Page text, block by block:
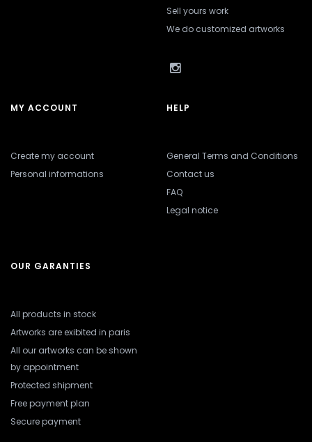
Sell yours work
We do customized artworks
MY ACCOUNT
Create my account
Personal informations
HELP
General Terms and Conditions
Contact us
FAQ
Legal notice
OUR GARANTIES
All products in stock
Artworks are exibited in paris
All our artworks can be shown
by appointment
Protected shipment
Free payment plan
Secure payment